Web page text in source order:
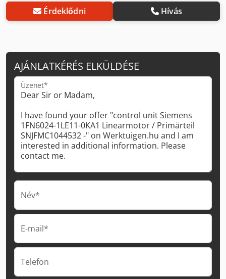
Érdeklődni Hívás
AJÁNLATKÉRÉS ELKÜLDÉSE
Üzenet*
Név*
E-mail*
Telefon